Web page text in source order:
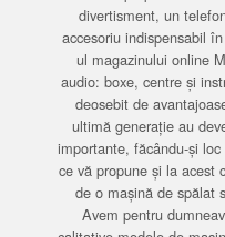
divertisment, un
accesoriu indispensabil
ul magazinului online
audio: boxe, centre și
deosebit de
ultimă generație au
importante, făcându-și
ce vă propune și la acest
de o mașină de spălat
Avem pentru